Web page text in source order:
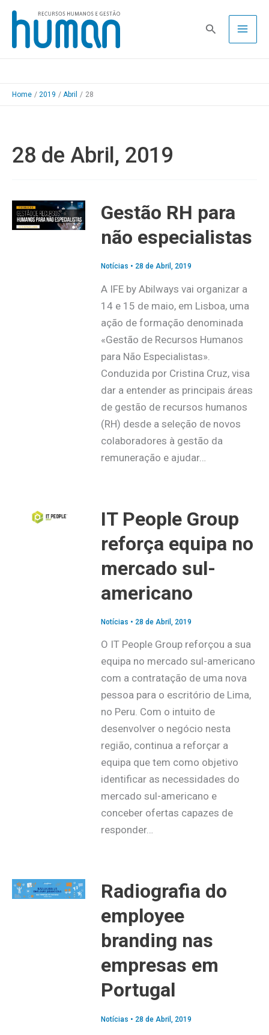
Skip
content
Pesquisa
Home 2019 Abril 28
28 de Abril, 2019
Gestão RH para
não especialistas
Notícias • 28 de Abril, 2019
A IFE by Abilways vai organizar a
14 e 15 de maio, em Lisboa, uma
ação de formação denominada
«Gestão de Recursos Humanos
para Não Especialistas».
Conduzida por Cristina Cruz, visa
dar a entender as principais áreas
de gestão de recursos humanos
(RH) desde a seleção de novos
colaboradores à gestão da
remuneração e ajudar…
IT People Group
reforça equipa no
mercado sul-
americano
Notícias • 28 de Abril, 2019
O IT People Group reforçou a sua
equipa no mercado sul-americano
com a contratação de uma nova
pessoa para o escritório de Lima,
no Peru. Com o intuito de
desenvolver o negócio nesta
região, continua a reforçar a
equipa que tem como objetivo
identificar as necessidades do
mercado sul-americano e
conceber ofertas capazes de
responder…
Radiografia do
employee
branding nas
empresas em
Portugal
Notícias • 28 de Abril, 2019